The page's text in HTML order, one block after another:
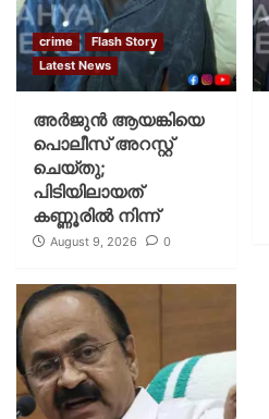
crime
Flash Story
Latest News
അർജുൻ ആയങ്കിയെ
പൊലീസ് അറസ്റ്റ്
ചെയ്‌തു;
പിടിയിലായത്
കണ്ണൂരിൽ നിന്ന്
August 9, 2026 0